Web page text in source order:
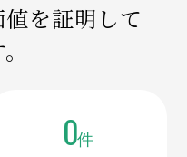
を証明して
0件